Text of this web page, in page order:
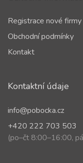
Registrace nové firmy
Obchodní podmínky
Kontakt
Kontaktní údaje
info@pobocka.cz
+420 222 703 503
(po–čt 8:00–16:00,